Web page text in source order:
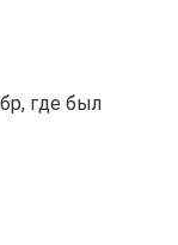
где был